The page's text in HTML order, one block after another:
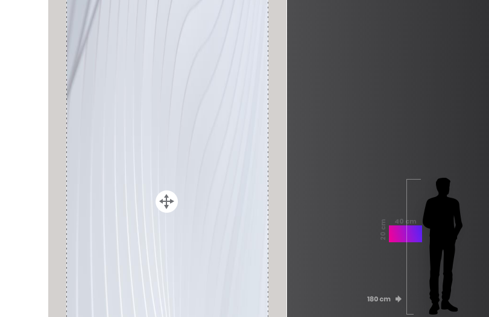
40 cm
20 cm